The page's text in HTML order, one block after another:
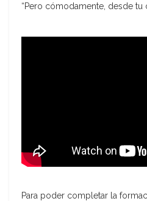
“Pero cómodamente, desde tu
Para poder completar la